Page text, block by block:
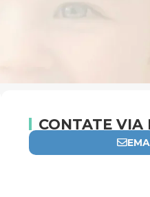
CONTATE VIA